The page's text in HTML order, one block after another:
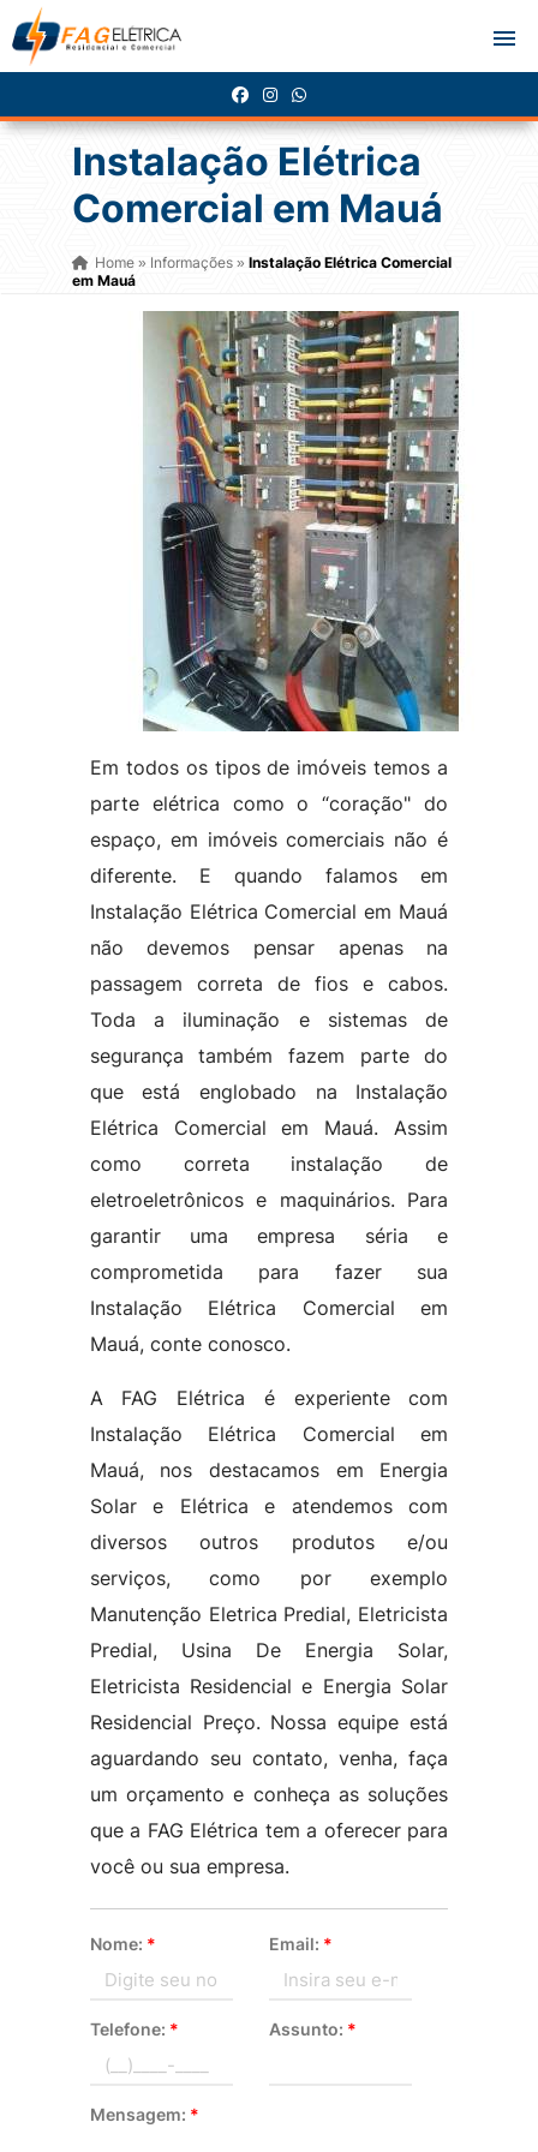
Instalação Elétrica
Comercial em Mauá
Home» Informações » Instalação Elétrica Comercial
em Mauá
Em todos os tipos de imóveis temos a
parte elétrica como o “coração" do
espaço, em imóveis comerciais não é
diferente. E quando falamos em
Instalação Elétrica Comercial em Mauá
não devemos pensar apenas na
passagem correta de fios e cabos.
Toda a iluminação e sistemas de
segurança também fazem parte do
que está englobado na Instalação
Elétrica Comercial em Mauá. Assim
como correta instalação de
eletroeletrônicos e maquinários. Para
garantir uma empresa séria e
comprometida para fazer sua
Instalação Elétrica Comercial em
Mauá, conte conosco.
A FAG Elétrica é experiente com
Instalação Elétrica Comercial em
Mauá, nos destacamos em Energia
Solar e Elétrica e atendemos com
diversos outros produtos e/ou
serviços, como por exemplo
Manutenção Eletrica Predial, Eletricista
Predial, Usina De Energia Solar,
Eletricista Residencial e Energia Solar
Residencial Preço. Nossa equipe está
aguardando seu contato, venha, faça
um orçamento e conheça as soluções
que a FAG Elétrica tem a oferecer para
você ou sua empresa.
Nome: * Email: *
Telefone: * Assunto: *
Mensagem: *